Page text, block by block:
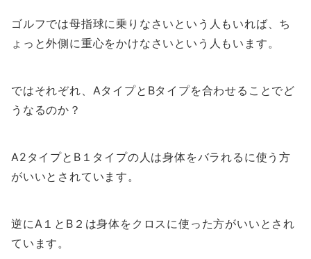
ゴルフでは母指球に乗りなさいという人もいれば、ち
ょっと外側に重心をかけなさいという人もいます。
ではそれぞれ、AタイプとBタイプを合わせることでど
うなるのか？
A2タイプとB１タイプの人は身体をバラれるに使う方
がいいとされています。
逆にA１とB２は身体をクロスに使った方がいいとされ
ています。